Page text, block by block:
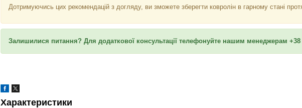
Дотримуючись цих рекомендацій з догляду, ви зможете зберегти ковролін в гарному стані
Залишилися питання? Для додаткової консультації телефонуйте нашим менеджерам +38
Характеристики